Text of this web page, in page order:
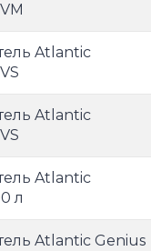
Atlantic
Atlantic
Atlantic
л
Atlantic Genius